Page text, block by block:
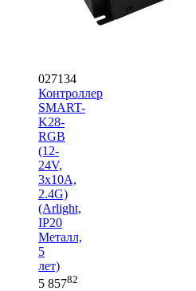
027134
Контроллер
SMART-
K28-
RGB
(12-
24V,
3x10A,
2.4G)
(Arlight,
IP20
Металл,
5
лет)
5 85782